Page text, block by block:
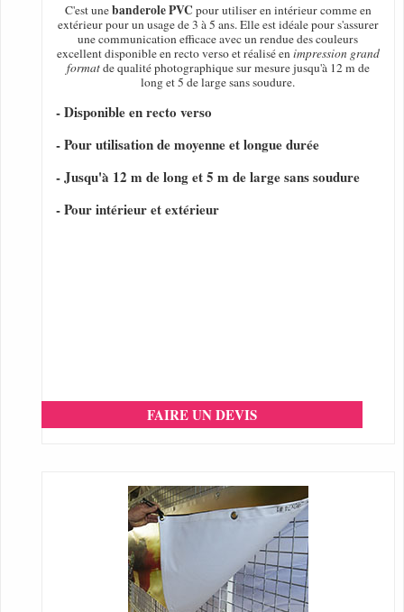
C'est unebanderole PVC pour utiliser en intérieur comme en
extérieur pour un usage de 3 à 5 ans. Elle est idéale pour s'assurer
une communication efficace avec un rendue des couleurs
excellent disponible en recto verso et réalisé enimpression grand
formatde qualité photographique sur mesure jusqu'à 12 m de
long et 5 de large sans soudure.
- Disponible en recto verso
- Pour utilisation de moyenne et longue durée
- Jusqu'à 12 m de long et 5 m de large sans soudure
- Pour intérieur et extérieur
FAIRE UN DEVIS